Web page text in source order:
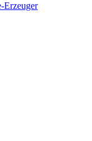
Erzeuger